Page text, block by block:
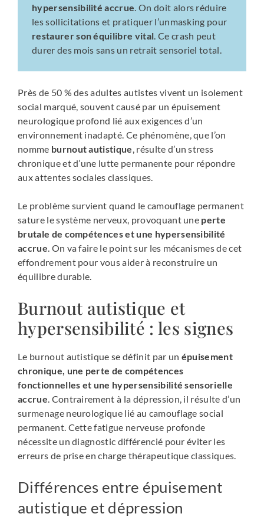
hypersensibilité accrue. On doit alors réduire
les sollicitations et pratiquer l’unmasking pour
restaurer son équilibre vital. Ce crash peut
durer des mois sans un retrait sensoriel total.
Près de 50 % des adultes autistes vivent un isolement
social marqué, souvent causé par un épuisement
neurologique profond lié aux exigences d’un
environnement inadapté. Ce phénomène, que l’on
nomme burnout autistique, résulte d’un stress
chronique et d’une lutte permanente pour répondre
aux attentes sociales classiques.
Le problème survient quand le camouflage permanent
sature le système nerveux, provoquant une perte
brutale de compétences et une hypersensibilité
accrue. On va faire le point sur les mécanismes de cet
effondrement pour vous aider à reconstruire un
équilibre durable.
Burnout autistique et
hypersensibilité : les signes
Le burnout autistique se définit par un épuisement
chronique, une perte de compétences
fonctionnelles et une hypersensibilité sensorielle
accrue. Contrairement à la dépression, il résulte d’un
surmenage neurologique lié au camouflage social
permanent. Cette fatigue nerveuse profonde
nécessite un diagnostic différencié pour éviter les
erreurs de prise en charge thérapeutique classiques.
Différences entre épuisement
autistique et dépression